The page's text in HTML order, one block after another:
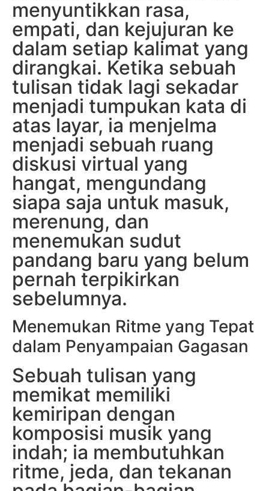
menyuntikkan rasa,
empati, dan kejujuran ke
dalam setiap kalimat yang
dirangkai. Ketika sebuah
tulisan tidak lagi sekadar
menjadi tumpukan kata di
atas layar, ia menjelma
menjadi sebuah ruang
diskusi virtual yang
hangat, mengundang
siapa saja untuk masuk,
merenung, dan
menemukan sudut
pandang baru yang belum
pernah terpikirkan
sebelumnya.
Menemukan Ritme yang Tepat
dalam Penyampaian Gagasan
Sebuah tulisan yang
memikat memiliki
kemiripan dengan
komposisi musik yang
indah; ia membutuhkan
ritme, jeda, dan tekanan